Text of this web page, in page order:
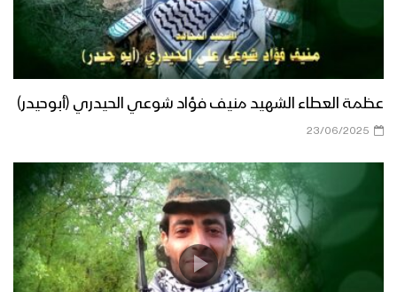
عظمة العطاء الشهيد منيف فؤاد شوعي الحيدري (أبوحيدر)
23/06/2025